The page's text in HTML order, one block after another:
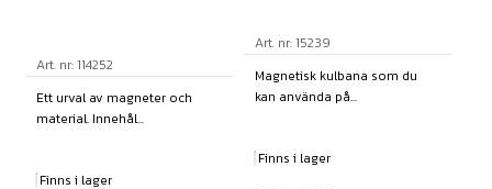
Art. nr: 114252
Ett urval av magneter och
material. Innehål...
Finns i lager
Art. nr: 15239
Magnetisk kulbana som du
kan använda på...
Finns i lager